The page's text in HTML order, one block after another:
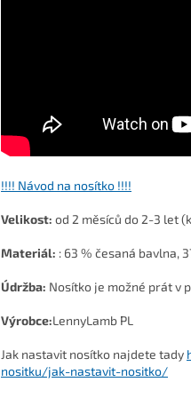
!!!! Návod na nosítko !!!!
Velikost: od 2 měsíců do 2-3 let
Materiál: : 63 % česaná bavlna,
Údržba: Nosítko je možné prát v
Výrobce:LennyLamb PL
Jak nastavit nosítko najdete tady
nositku/jak-nastavit-nositko/